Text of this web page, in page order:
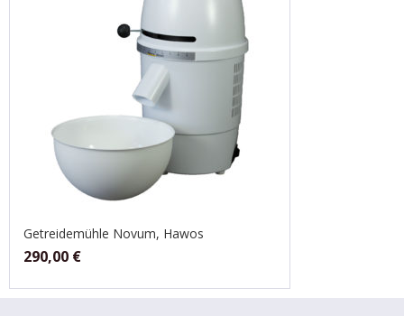
Getreidemühle Novum, Hawos
290,00 €